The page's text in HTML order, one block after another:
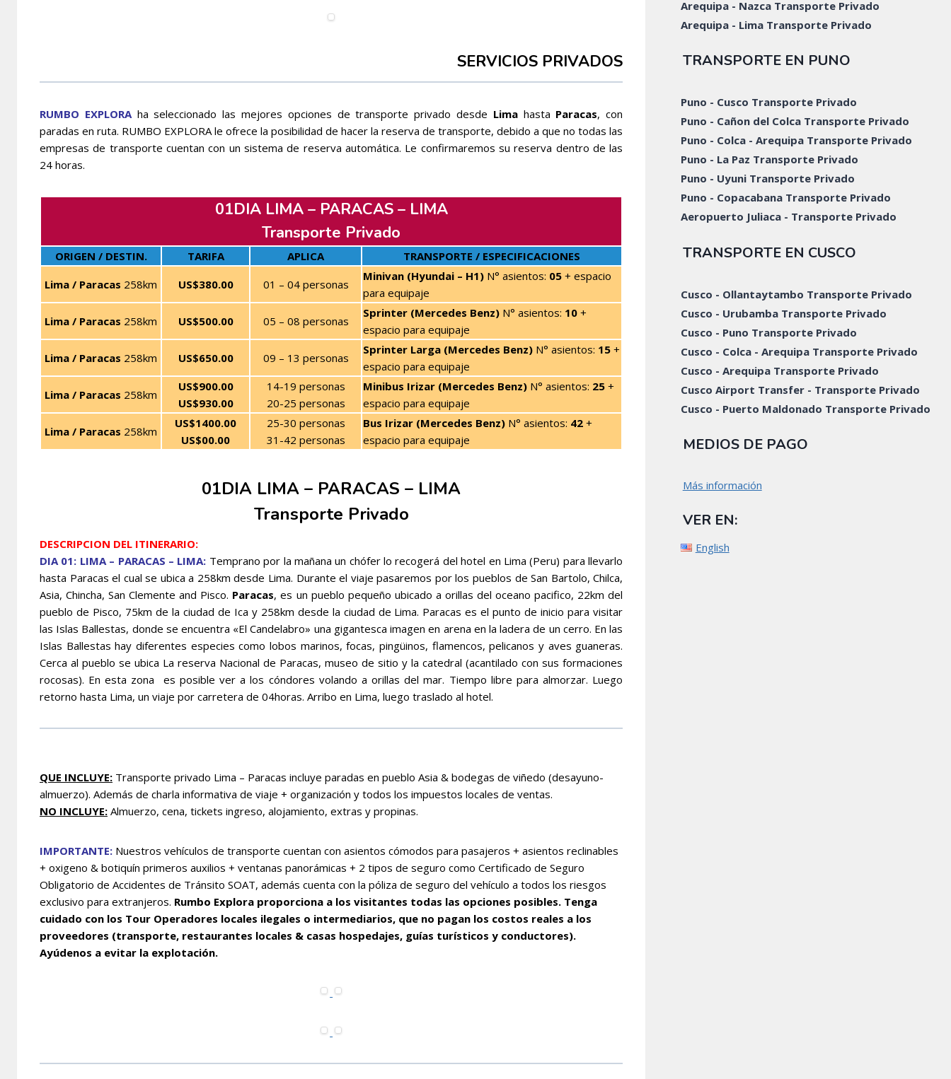
SERVICIOS PRIVADOS
RUMBO EXPLORAha seleccionado las mejores opciones de transporte privado desde Limahasta Paracas, con
paradas en ruta. RUMBO EXPLORA le ofrece la posibilidad de hacer la reserva de transporte, debido a que no todas las
empresas de transporte cuentan con un sistema de reserva automática. Le confirmaremos su reserva dentro de las
24 horas.
01DIA LIMA – PARACAS – LIMA
Transporte Privado
ORIGEN / DESTIN. TARIFA APLICA
TRANSPORTE / ESPECIFICACIONES
Lima / Paracas 258km US$380.00 01 – 04 personas
Minivan (Hyundai – H1) N° asientos: 05 + espacio
para equipaje
Lima / Paracas 258km US$500.00 05 – 08 personas
Sprinter (Mercedes Benz) N° asientos: 10 +
espacio para equipaje
Lima / Paracas 258km US$650.00 09 – 13 personas
Sprinter Larga (Mercedes Benz) N° asientos: 15 +
espacio para equipaje
Lima / Paracas 258km
US$900.00
US$930.00
14-19 personas
20-25 personas
Minibus Irizar (Mercedes Benz) N° asientos: 25 +
espacio para equipaje
Lima / Paracas 258km
US$1400.00
US$00.00
25-30 personas
31-42 personas
Bus Irizar (Mercedes Benz) N° asientos: 42 +
espacio para equipaje
01DIA LIMA – PARACAS – LIMA
Transporte Privado
DESCRIPCION DEL ITINERARIO:
DIA 01: LIMA – PARACAS – LIMA: Temprano por la mañana un chófer lo recogerá del hotel en Lima (Peru) para llevarlo
hasta Paracas el cual se ubica a 258km desde Lima. Durante el viaje pasaremos por los pueblos de San Bartolo, Chilca,
Asia, Chincha, San Clemente and Pisco. Paracas, es un pueblo pequeño ubicado a orillas del oceano pacifico, 22km del
pueblo de Pisco, 75km de la ciudad de Ica y 258km desde la ciudad de Lima. Paracas es el punto de inicio para visitar
las Islas Ballestas, donde se encuentra «El Candelabro» una gigantesca imagen en arena en la ladera de un cerro. En las
Islas Ballestas hay diferentes especies como lobos marinos, focas, pingüinos, flamencos, pelicanos y aves guaneras.
Cerca al pueblo se ubica La reserva Nacional de Paracas, museo de sitio y la catedral (acantilado con sus formaciones
rocosas). En esta zona es posible ver a los cóndores volando a orillas del mar. Tiempo libre para almorzar. Luego
retorno hasta Lima, un viaje por carretera de 04horas. Arribo en Lima, luego traslado al hotel.
QUE INCLUYE: Transporte privado Lima – Paracas incluye paradas en pueblo Asia & bodegas de viñedo (desayuno-
almuerzo). Además de charla informativa de viaje + organización y todos los impuestos locales de ventas.
NO INCLUYE: Almuerzo, cena, tickets ingreso, alojamiento, extras y propinas.
IMPORTANTE: Nuestros vehículos de transporte cuentan con asientos cómodos para pasajeros + asientos reclinables
+ oxigeno & botiquín primeros auxilios + ventanas panorámicas + 2 tipos de seguro como Certificado de Seguro
Obligatorio de Accidentes de Tránsito SOAT, además cuenta con la póliza de seguro del vehículo a todos los riesgos
exclusivo para extranjeros. Rumbo Explora proporciona a los visitantes todas las opciones posibles. Tenga
cuidado con los Tour Operadores locales ilegales o intermediarios, que no pagan los costos reales a los
proveedores (transporte, restaurantes locales & casas hospedajes, guías turísticos y conductores).
Ayúdenos a evitar la explotación.
Arequipa - Nazca Transporte Privado
Arequipa - Lima Transporte Privado
TRANSPORTE EN PUNO
Puno - Cusco Transporte Privado
Puno - Cañon del Colca Transporte Privado
Puno - Colca - Arequipa Transporte Privado
Puno - La Paz Transporte Privado
Puno - Uyuni Transporte Privado
Puno - Copacabana Transporte Privado
Aeropuerto Juliaca - Transporte Privado
TRANSPORTE EN CUSCO
Cusco - Ollantaytambo Transporte Privado
Cusco - Urubamba Transporte Privado
Cusco - Puno Transporte Privado
Cusco - Colca - Arequipa Transporte Privado
Cusco - Arequipa Transporte Privado
Cusco Airport Transfer - Transporte Privado
Cusco - Puerto Maldonado Transporte Privado
MEDIOS DE PAGO
Más información
VER EN:
English